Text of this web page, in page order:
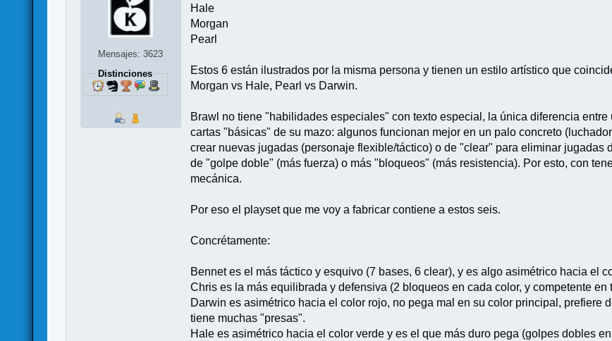
Mensajes: 3623
Distinciones
Hale
Morgan
Pearl
Estos 6 están ilustrados por la misma persona y tienen un estilo artístico que
Morgan vs Hale, Pearl vs Darwin.
Brawl no tiene "habilidades especiales" con texto especial, la única diferencia
cartas "básicas" de su mazo: algunos funcionan mejor en un palo concreto
crear nuevas jugadas (personaje flexible/táctico) o de "clear" para eliminar jugadas
de "golpe doble" (más fuerza) o más "bloqueos" (más resistencia). Por esto, con
mecánica.
Por eso el playset que me voy a fabricar contiene a estos seis.
Concrétamente:
Bennet es el más táctico y esquivo (7 bases, 6 clear), y es algo asimétrico hacia el
Chris es la más equilibrada y defensiva (2 bloqueos en cada color, y competente en
Darwin es asimétrico hacia el color rojo, no pega mal en su color principal, prefiere
tiene muchas "presas".
Hale es asimétrico hacia el color verde y es el que más duro pega (golpes dobles